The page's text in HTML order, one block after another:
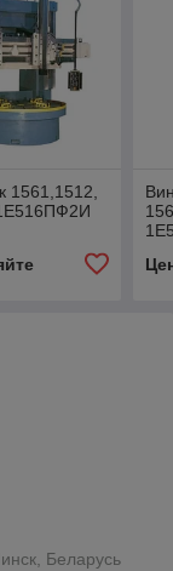
1561,1512,
Беларусь